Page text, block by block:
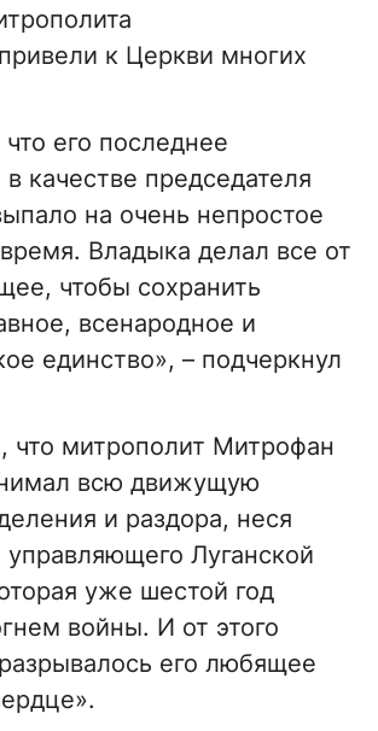
к Церкви многих
его последнее
качестве председателя
на очень непростое
Владыка делал все от
чтобы сохранить
всенародное и
единство», – подчеркнул
что митрополит Митрофан
всю движущую
и раздора, неся
Луганской
уже шестой год
войны. И от этого
его любящее